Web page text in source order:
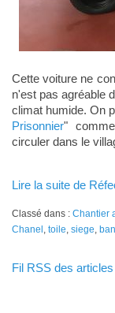
Cette voiture ne
n'est pas agréable
climat humide. On
Prisonnier"
circuler dans le
Lire la suite de
Classé dans : Chantier
Chanel toile siege
Fil RSS des